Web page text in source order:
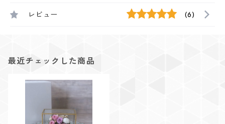
レビュー (6)
最近チェックした商品